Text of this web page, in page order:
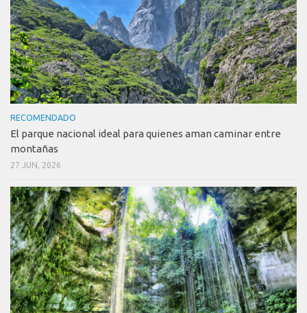
RECOMENDADO
El parque nacional ideal para quienes aman caminar entre
montañas
27 JUN, 2026